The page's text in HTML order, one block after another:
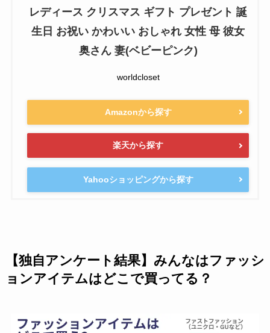
レディース クリスマス ギフト プレゼント 誕
生日 お祝い かわいい おしゃれ 女性 母 彼女
奥さん 妻(ベビーピンク)
worldcloset
Amazonから探す
楽天から探す
Yahooショッピングから探す
【独自アンケート結果】みんなはファッシ
ョンアイテムはどこで買ってる？